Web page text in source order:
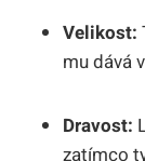
Velikost:
mu dává
Dravost:
zatímco